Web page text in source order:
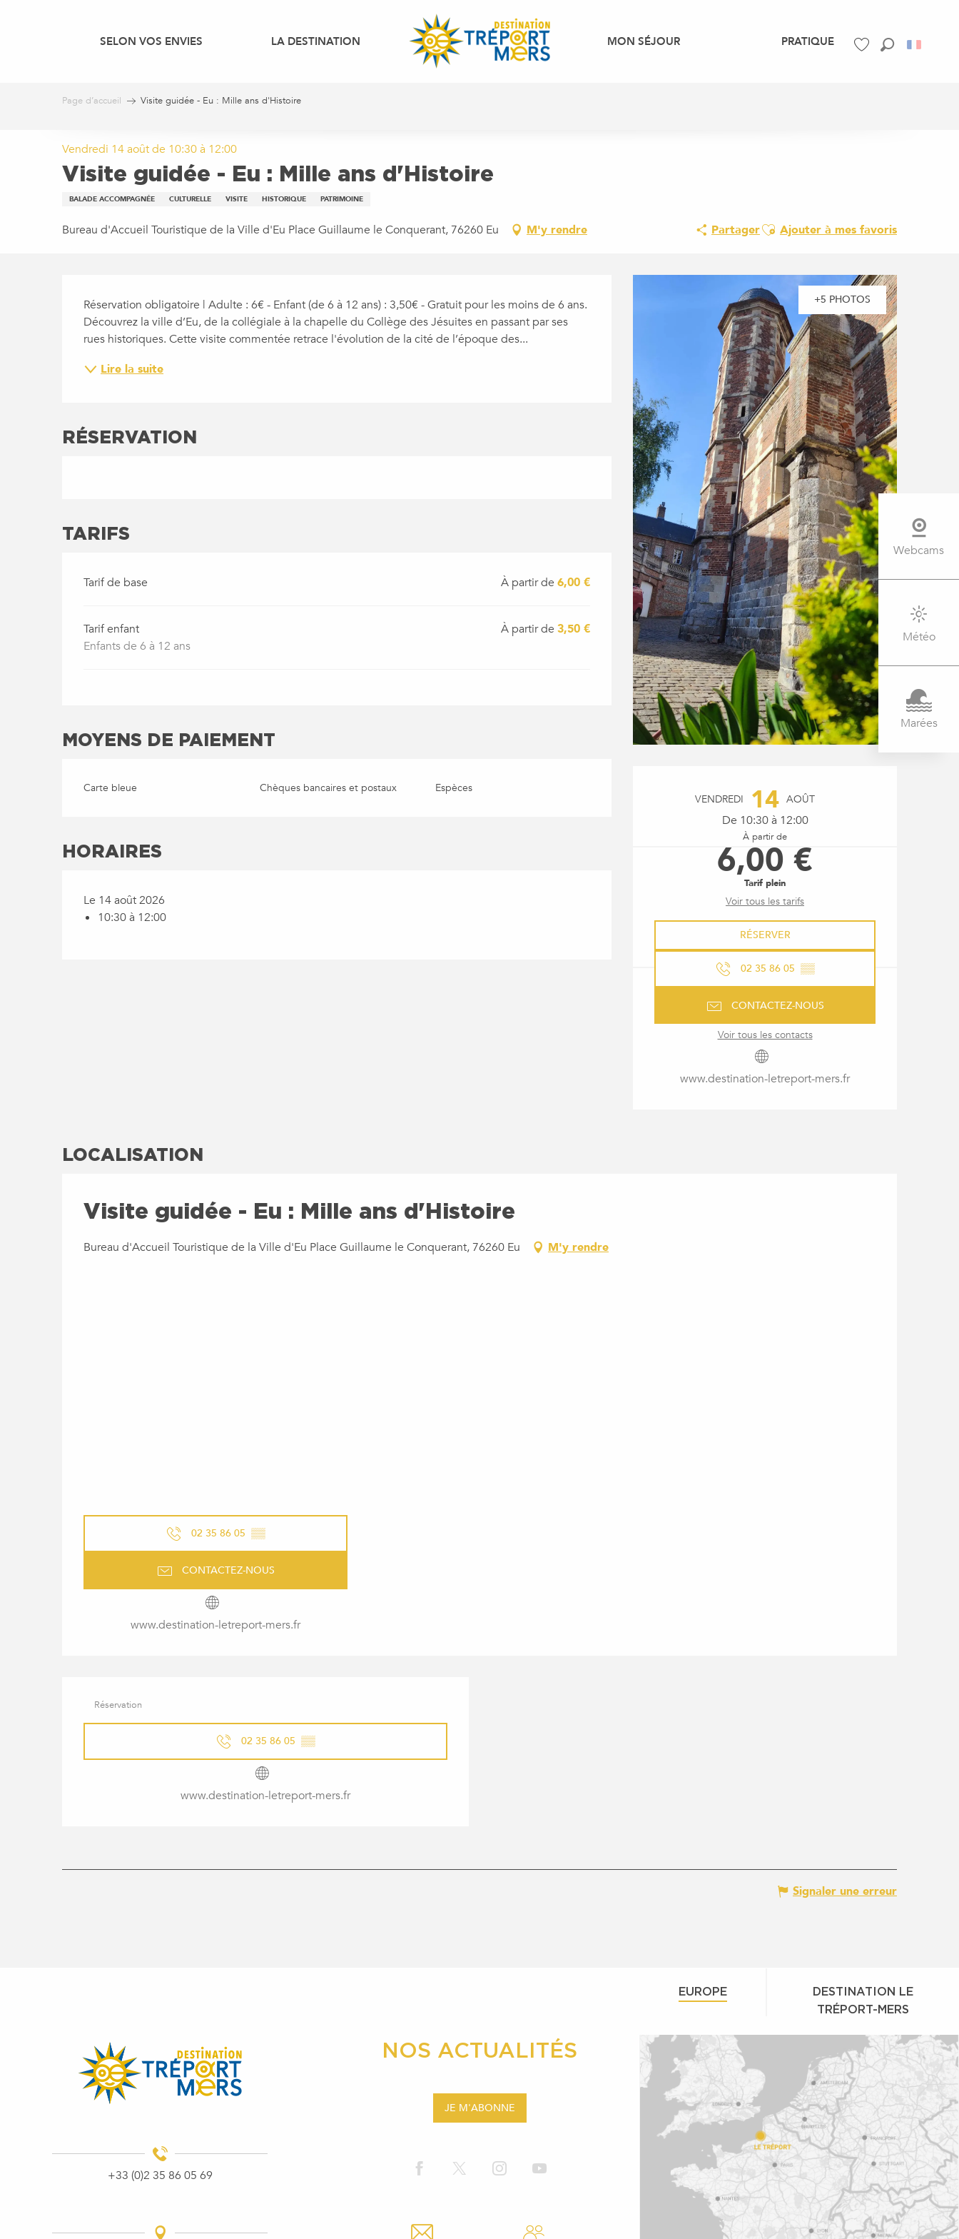
SELON VOS ENVIES LA DESTINATION MON SÉJOUR PRATIQUE
Webcams
Météo
Marées
Page d’accueil Visite guidée - Eu : Mille ans d'Histoire
Vendredi 14 août de 10:30 à 12:00
Visite guidée - Eu : Mille ans d'Histoire
BALADE ACCOMPAGNÉE CULTURELLE VISITE HISTORIQUE PATRIMOINE
Bureau d'Accueil Touristique de la Ville d'Eu Place Guillaume le Conquerant, 76260 Eu M'y rendre PartagerAjouter aux favoris
Ajouter à mes favoris
+5 PHOTOS
VENDREDI 14 AOÛT
De 10:30 à 12:00
À partir de
6,00 €
Tarif plein
Voir tous les tarifs
RÉSERVER
02 35 86 05 ▒▒
CONTACTEZ-NOUS
Voir tous les contacts
www.destination-letreport-mers.fr
Réservation obligatoire | Adulte : 6€ - Enfant (de 6 à 12 ans) : 3,50€ - Gratuit pour les moins de 6 ans.
Découvrez la ville d’Eu, de la collégiale à la chapelle du Collège des Jésuites en passant par ses
rues historiques. Cette visite commentée retrace l'évolution de la cité de l’époque des...
Lire la suite
RÉSERVATION
TARIFS
Tarif de base À partir de6,00 €
Tarif enfant
Enfants de 6 à 12 ans
À partir de3,50 €
MOYENS DE PAIEMENT
Carte bleue Chèques bancaires et postaux Espèces
HORAIRES
Le 14 août 2026
10:30 à 12:00
LOCALISATION
Visite guidée - Eu : Mille ans d'Histoire
Bureau d'Accueil Touristique de la Ville d'Eu Place Guillaume le Conquerant, 76260 Eu M'y rendre
02 35 86 05 ▒▒
CONTACTEZ-NOUS
www.destination-letreport-mers.fr
Réservation
02 35 86 05 ▒▒
www.destination-letreport-mers.fr
Signaler une erreur
+33 (0)2 35 86 05 69
NOS ACTUALITÉS
JE M'ABONNE
EUROPE
DESTINATION LE
TRÉPORT-MERS